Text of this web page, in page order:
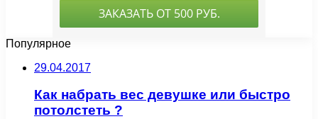
Популярное
29.04.2017
Как набрать вес девушке или быстро
потолстеть ?